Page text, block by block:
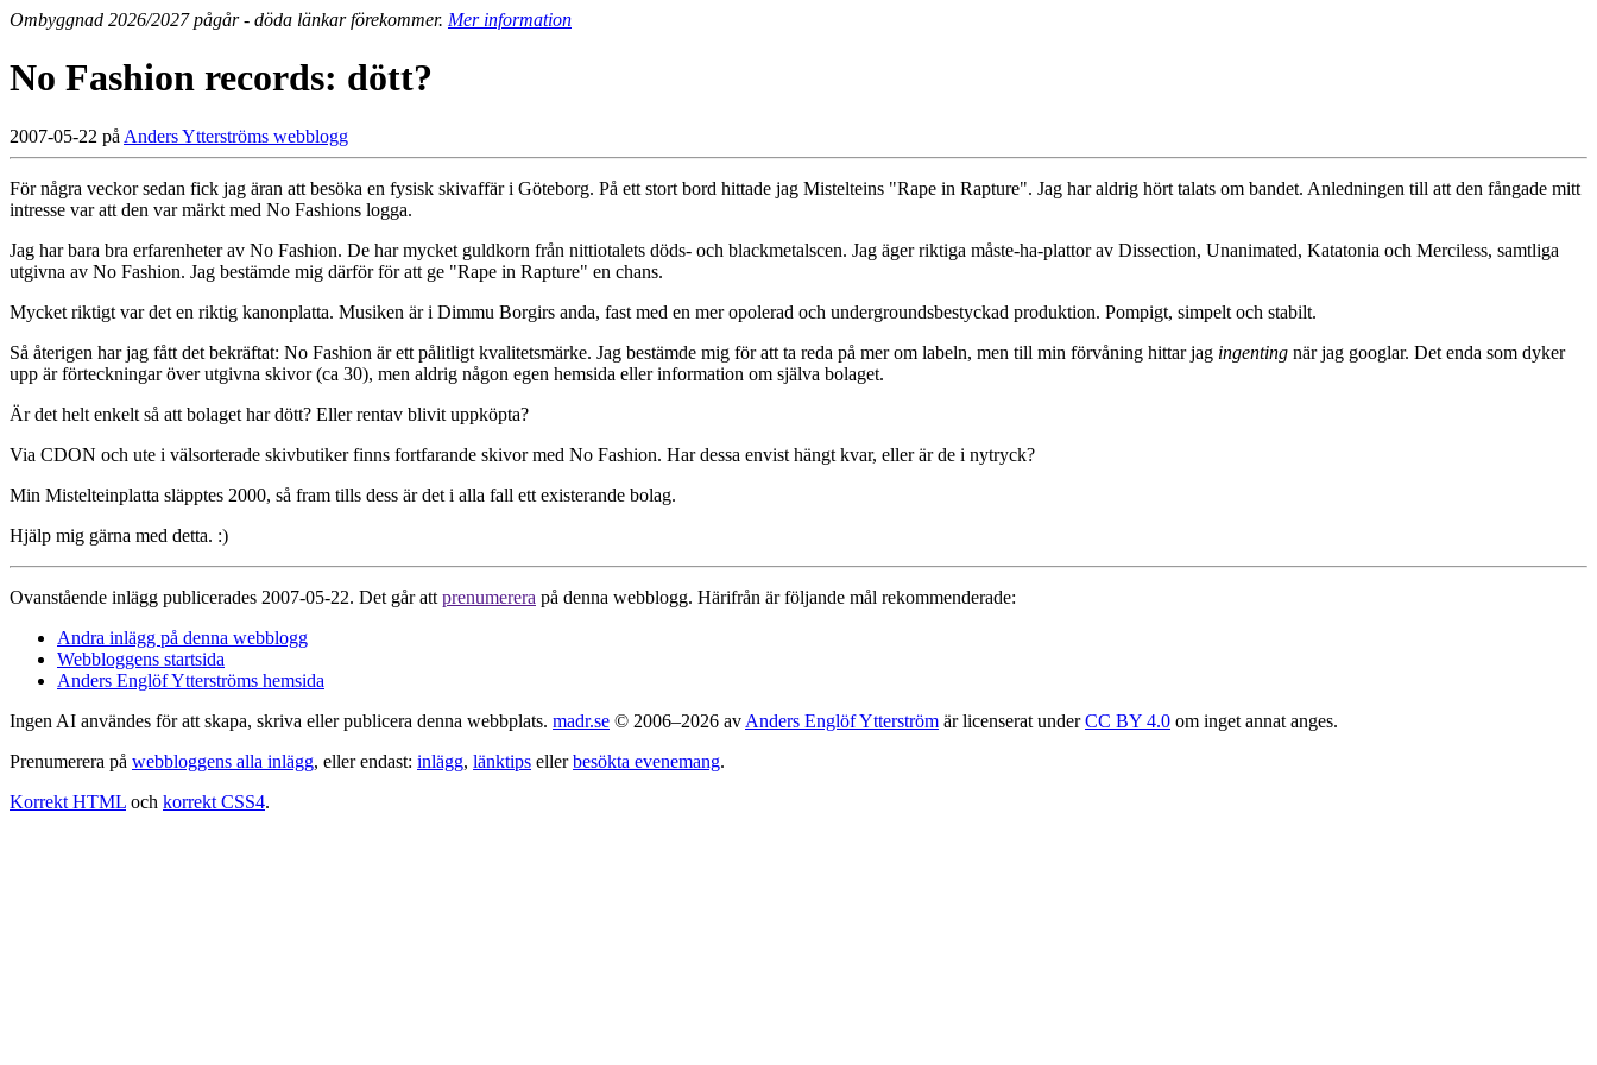
Ombyggnad 2026/2027 pågår - döda länkar förekommer. Mer information
No Fashion records: dött?
2007-05-22 på Anders Ytterströms webblogg
För några veckor sedan fick jag äran att besöka en fysisk skivaffär i Göteborg. På ett stort bord hittade jag Mistelteins "Rape in Rapture". Jag har aldrig hört talats om bandet. Anledningen till att den fångade mitt
intresse var att den var märkt med No Fashions logga.
Jag har bara bra erfarenheter av No Fashion. De har mycket guldkorn från nittiotalets döds- och blackmetalscen. Jag äger riktiga måste-ha-plattor av Dissection, Unanimated, Katatonia och Merciless, samtliga
utgivna av No Fashion. Jag bestämde mig därför för att ge "Rape in Rapture" en chans.
Mycket riktigt var det en riktig kanonplatta. Musiken är i Dimmu Borgirs anda, fast med en mer opolerad och undergroundsbestyckad produktion. Pompigt, simpelt och stabilt.
Så återigen har jag fått det bekräftat: No Fashion är ett pålitligt kvalitetsmärke. Jag bestämde mig för att ta reda på mer om labeln, men till min förvåning hittar jag ingenting när jag googlar. Det enda som dyker
upp är förteckningar över utgivna skivor (ca 30), men aldrig någon egen hemsida eller information om själva bolaget.
Är det helt enkelt så att bolaget har dött? Eller rentav blivit uppköpta?
Via CDON och ute i välsorterade skivbutiker finns fortfarande skivor med No Fashion. Har dessa envist hängt kvar, eller är de i nytryck?
Min Mistelteinplatta släpptes 2000, så fram tills dess är det i alla fall ett existerande bolag.
Hjälp mig gärna med detta. :)
Ovanstående inlägg publicerades 2007-05-22. Det går att prenumerera på denna webblogg. Härifrån är följande mål rekommenderade:
Andra inlägg på denna webblogg
Webbloggens startsida
Anders Englöf Ytterströms hemsida
Ingen AI användes för att skapa, skriva eller publicera denna webbplats. madr.se © 2006–2026 av Anders Englöf Ytterström är licenserat underCC BY 4.0 om inget annat anges.
Prenumerera på webbloggens alla inlägg, eller endast: inlägg, länktips ellerbesökta evenemang.
Korrekt HTML och korrekt CSS4.